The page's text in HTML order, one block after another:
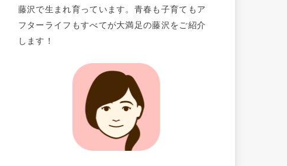
藤沢で生まれ育っています。青春も子育てもア
フターライフもすべてが大満足の藤沢をご紹介
します！